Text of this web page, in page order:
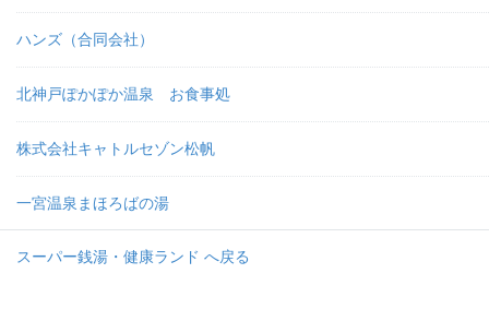
ハンズ（合同会社）
北神戸ぽかぽか温泉 お食事処
株式会社キャトルセゾン松帆
一宮温泉まほろばの湯
スーパー銭湯・健康ランド へ戻る